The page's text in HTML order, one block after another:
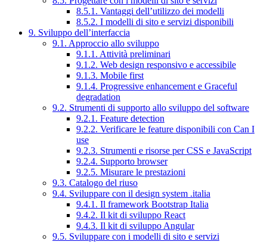
8.5.1. Vantaggi dell’utilizzo dei modelli
8.5.2. I modelli di sito e servizi disponibili
9. Sviluppo dell’interfaccia
9.1. Approccio allo sviluppo
9.1.1. Attività preliminari
9.1.2. Web design responsivo e accessibile
9.1.3. Mobile first
9.1.4. Progressive enhancement e Graceful
degradation
9.2. Strumenti di supporto allo sviluppo del software
9.2.1. Feature detection
9.2.2. Verificare le feature disponibili con Can I
use
9.2.3. Strumenti e risorse per CSS e JavaScript
9.2.4. Supporto browser
9.2.5. Misurare le prestazioni
9.3. Catalogo del riuso
9.4. Sviluppare con il design system .italia
9.4.1. Il framework Bootstrap Italia
9.4.2. Il kit di sviluppo React
9.4.3. Il kit di sviluppo Angular
9.5. Sviluppare con i modelli di sito e servizi